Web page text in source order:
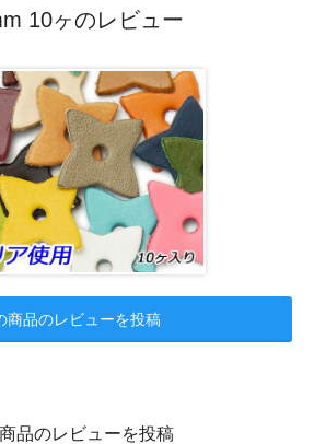
10ヶのレビュー
商品のレビューを投稿
品のレビューを投稿